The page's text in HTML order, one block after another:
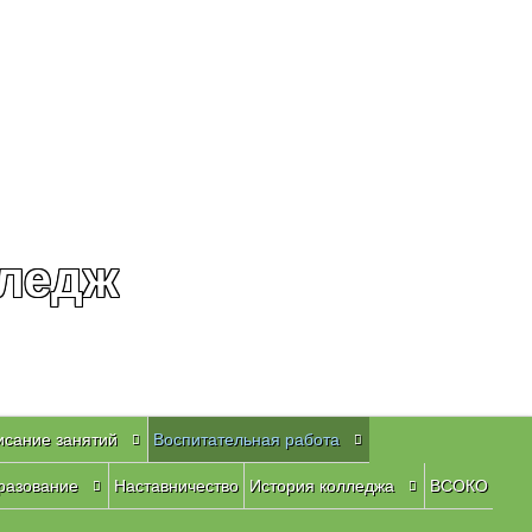
занятий Воспитательная работа
Наставничество История колледжа ВСОКО